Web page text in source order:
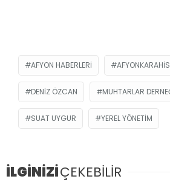
AFYON HABERLERI
DENIZ ÖZCAN MUHTARLAR
SUAT UYGUR YEREL YÖNETIM
İLGİNİZİÇEKEBİLİR